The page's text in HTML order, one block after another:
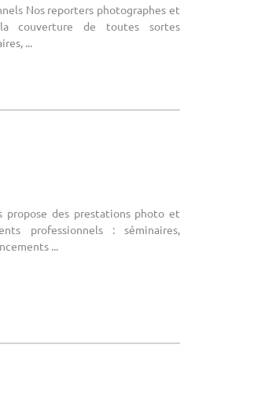
Nos reporters photographes et
couverture de toutes sortes
...
propose des prestations photo et
professionnels : séminaires,
...